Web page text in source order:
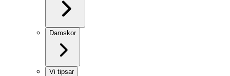
Damskor
Vi tipsar